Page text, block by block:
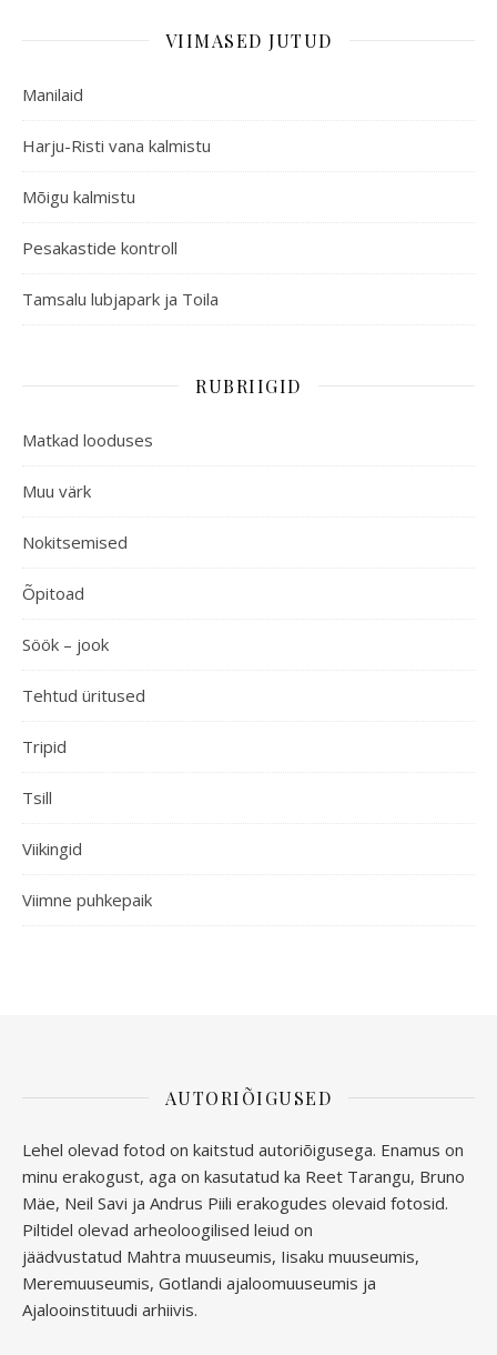
VIIMASED JUTUD
Manilaid
Harju-Risti vana kalmistu
Mõigu kalmistu
Pesakastide kontroll
Tamsalu lubjapark ja Toila
RUBRIIGID
Matkad looduses
Muu värk
Nokitsemised
Õpitoad
Söök – jook
Tehtud üritused
Tripid
Tsill
Viikingid
Viimne puhkepaik
AUTORIÕIGUSED
Lehel olevad fotod on kaitstud autoriõigusega. Enamus on
minu erakogust, aga on kasutatud ka Reet Tarangu, Bruno
Mäe, Neil Savi ja Andrus Piili erakogudes olevaid fotosid.
Piltidel olevad arheoloogilised leiud on
jäädvustatud Mahtra muuseumis, Iisaku muuseumis,
Meremuuseumis, Gotlandi ajaloomuuseumis ja
Ajalooinstituudi arhiivis.